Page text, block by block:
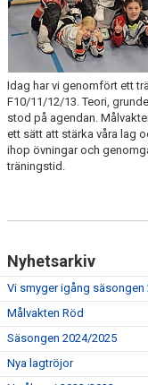
Idag har vi genomfört ett
F10/11/12/13. Teori,
stod på agendan.
ett sätt att stärka våra lag
ihop övningar och
träningstid.
Nyhetsarkiv
Vi smyger igång säsongen
Målvakten Röd
Säsongen 2024/2025
Nya lagtröjor